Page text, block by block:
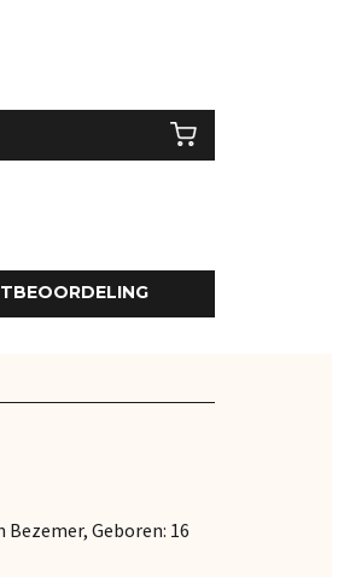
Bezemer, Geboren: 16